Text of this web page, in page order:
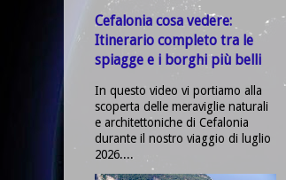
Cefalonia cosa vedere:
Itinerario completo tra le
spiagge e i borghi più belli
In questo video vi portiamo alla
scoperta delle meraviglie naturali
e architettoniche di Cefalonia
durante il nostro viaggio di luglio
2026....